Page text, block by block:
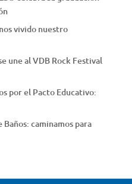
vivido nuestro
une al VDB Rock Festival
por el Pacto Educativo:
caminamos para